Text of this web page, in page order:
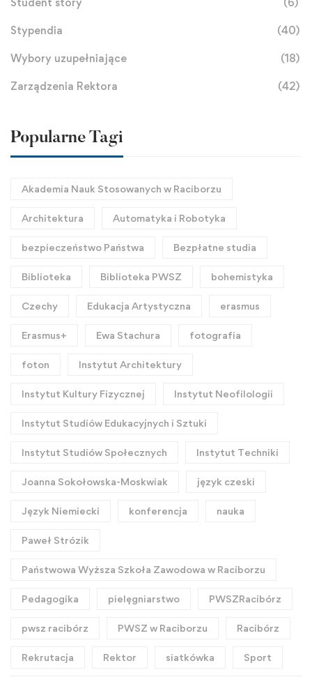
Stypendia (40)
Wybory uzupełniające (18)
Zarządzenia Rektora (42)
Popularne Tagi
Akademia Nauk Stosowanych w Raciborzu
Architektura Automatyka i Robotyka
bezpieczeństwo Państwa Bezpłatne studia
Biblioteka Biblioteka PWSZ bohemistyka
Czechy Edukacja Artystyczna erasmus
Erasmus+ Ewa Stachura fotografia
foton Instytut Architektury
Instytut Kultury Fizycznej Instytut Neofilologii
Instytut Studiów Edukacyjnych i Sztuki
Instytut Studiów Społecznych Instytut Techniki
Joanna Sokołowska-Moskwiak język czeski
Język Niemiecki konferencja nauka
Paweł Strózik
Państwowa Wyższa Szkoła Zawodowa w Raciborzu
Pedagogika pielęgniarstwo PWSZRacibórz
pwsz racibórz PWSZ w Raciborzu Racibórz
Rekrutacja Rektor siatkówka Sport